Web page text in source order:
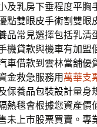
及乳房下垂程度平胸
點雙眼皮手術割雙眼
品常見選擇包括乳清
機貸款與機車有加盟
車借款到雲林當舖優
金救急服務用萬華支
保養品包裝設計量身
熱毯會根據您資產價
未上市股票買賣。專